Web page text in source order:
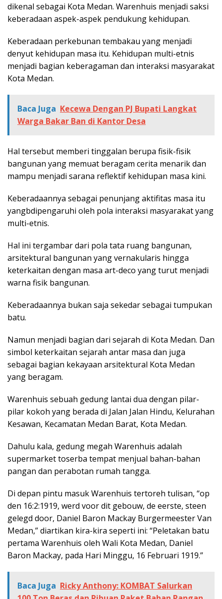
dikenal sebagai Kota Medan. Warenhuis menjadi saksi
keberadaan aspek-aspek pendukung kehidupan.
Keberadaan perkebunan tembakau yang menjadi
denyut kehidupan masa itu. Kehidupan multi-etnis
menjadi bagian keberagaman dan interaksi masyarakat
Kota Medan.
Baca Juga Kecewa Dengan PJ Bupati Langkat
Warga Bakar Ban di Kantor Desa
Hal tersebut memberi tinggalan berupa fisik-fisik
bangunan yang memuat beragam cerita menarik dan
mampu menjadi sarana reflektif kehidupan masa kini.
Keberadaannya sebagai penunjang aktifitas masa itu
yangbdipengaruhi oleh pola interaksi masyarakat yang
multi-etnis.
Hal ini tergambar dari pola tata ruang bangunan,
arsitektural bangunan yang vernakularis hingga
keterkaitan dengan masa art-deco yang turut menjadi
warna fisik bangunan.
Keberadaannya bukan saja sekedar sebagai tumpukan
batu.
Namun menjadi bagian dari sejarah di Kota Medan. Dan
simbol keterkaitan sejarah antar masa dan juga
sebagai bagian kekayaan arsitektural Kota Medan
yang beragam.
Warenhuis sebuah gedung lantai dua dengan pilar-
pilar kokoh yang berada di Jalan Jalan Hindu, Kelurahan
Kesawan, Kecamatan Medan Barat, Kota Medan.
Dahulu kala, gedung megah Warenhuis adalah
supermarket toserba tempat menjual bahan-bahan
pangan dan perabotan rumah tangga.
Di depan pintu masuk Warenhuis tertoreh tulisan, “op
den 16:2:1919, werd voor dit gebouw, de eerste, steen
gelegd door, Daniel Baron Mackay Burgermeester Van
Medan,” diartikan kira-kira seperti ini: “Peletakan batu
pertama Warenhuis oleh Wali Kota Medan, Daniel
Baron Mackay, pada Hari Minggu, 16 Februari 1919.”
Baca Juga Ricky Anthony: KOMBAT Salurkan